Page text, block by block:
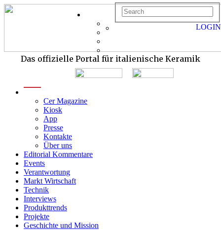
Das offizielle Portal für italienische Keramik
Cer Magazine
Kiosk
App
Presse
Kontakte
Über uns
Editorial Kommentare
Events
Verantwortung
Markt Wirtschaft
Technik
Interviews
Produkttrends
Projekte
Geschichte und Mission
LOGIN